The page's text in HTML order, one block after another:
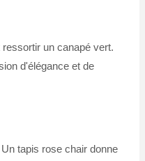
un canapé vert.
d'élégance et de
tapis rose chair donne